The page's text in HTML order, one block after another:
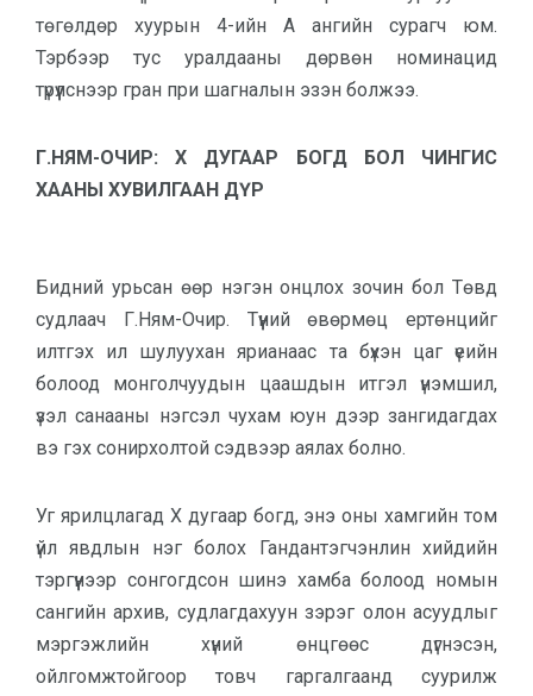
төгөлдөр хуурын 4-ийн А ангийн сурагч юм.
Тэрбээр тус уралдааны дөрвөн номинацид
түрүүлснээр гран при шагналын эзэн болжээ.
Г.НЯМ-ОЧИР: X ДУГААР БОГД БОЛ ЧИНГИС
ХААНЫ ХУВИЛГААН ДҮР
Бидний урьсан өөр нэгэн онцлох зочин бол Төвд
судлаач Г.Ням-Очир. Түүний өвөрмөц ертөнцийг
илтгэх ил шулуухан ярианаас та бүхэн цаг үеийн
болоод монголчуудын цаашдын итгэл үнэмшил,
үзэл санааны нэгсэл чухам юун дээр зангидагдах
вэ гэх сонирхолтой сэдвээр аялах болно.
Уг ярилцлагад X дугаар богд, энэ оны хамгийн том
үйл явдлын нэг болох Гандантэгчэнлин хийдийн
тэргүүнээр сонгогдсон шинэ хамба болоод номын
сангийн архив, судлагдахуун зэрэг олон асуудлыг
мэргэжлийн хүний өнцгөөс дүгнэсэн,
ойлгомжтойгоор товч гаргалгаанд суурилж